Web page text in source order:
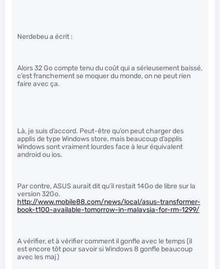
Nerdebeu a écrit :
Alors 32 Go compte tenu du coût qui a sérieusement baissé,
c’est franchement se moquer du monde, on ne peut rien
faire avec ça.
Là, je suis d’accord. Peut-être qu’on peut charger des
applis de type Windows store, mais beaucoup d’applis
Windows sont vraiment lourdes face à leur équivalent
android ou ios.
Par contre, ASUS aurait dit qu’il restait 14Go de libre sur la
version 32Go.
http://www.mobile88.com/news/local/asus-transformer-
book-t100-available-tomorrow-in-malaysia-for-rm-1299/
A vérifier, et à vérifier comment il gonfle avec le temps (il
est encore tôt pour savoir si Windows 8 gonfle beaucoup
avec les maj)